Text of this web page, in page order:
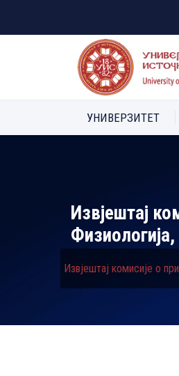
УНИВЕРЗИТЕТ
Извјештај
Извјештај комисије о